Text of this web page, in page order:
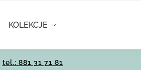
KOLEKCJE
tel.: 881 31 71 81